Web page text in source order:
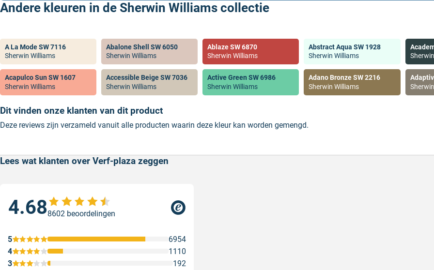
Andere kleuren in de Sherwin Williams collectie
A La Mode SW 7116
Sherwin Williams
Abalone Shell SW 6050
Sherwin Williams
Ablaze SW 6870
Sherwin Williams
Abstract Aqua SW 1928
Sherwin Williams
Acapulco Sun SW 1607
Sherwin Williams
Accessible Beige SW 7036
Sherwin Williams
Active Green SW 6986
Sherwin Williams
Adano Bronze SW 2216
Sherwin Williams
Dit vinden onze klanten van dit product
Deze reviews zijn verzameld vanuit alle producten waarin deze kleur kan worden gemengd.
Lees wat klanten over Verf-plaza zeggen
4.688602 beoordelingen
3 192
4 1110
5 6954